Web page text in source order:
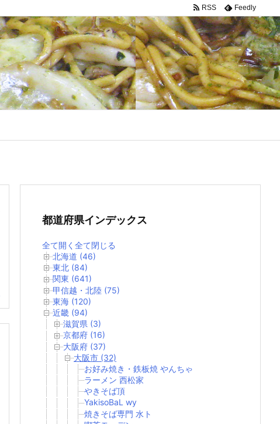
RSS Feedly
都道府県インデックス
全て開く 全て閉じる
北海道 (46)
東北 (84)
関東 (641)
甲信越・北陸 (75)
東海 (120)
近畿 (94)
滋賀県 (3)
京都府 (16)
大阪府 (37)
大阪市 (32)
お好み焼き・鉄板焼 やんちゃ
ラーメン 西松家
やきそば頂
YakisoBaL wy
焼きそば専門 水ト